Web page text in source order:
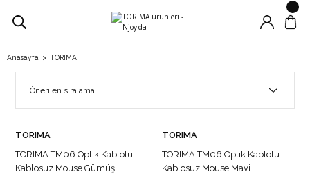
Anasayfa TORIMA
TORIMA
TORIMA TM06 Optik Kablolu
Kablosuz Mouse Gümüş
TORIMA
TORIMA TM06 Optik Kablolu
Kablosuz Mouse Mavi